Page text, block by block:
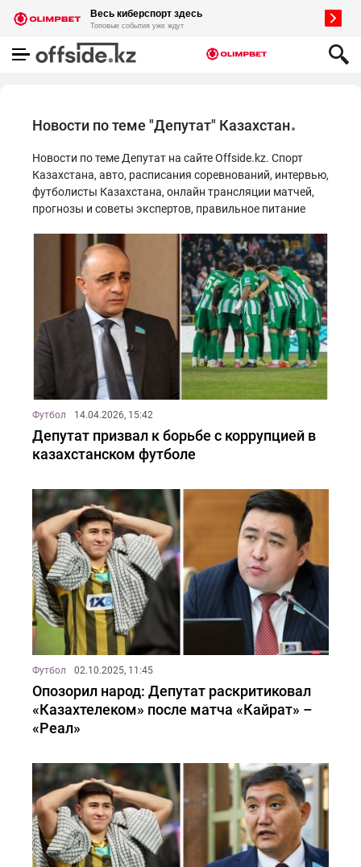
Новости по теме "Депутат" Казахстан
Новости по теме Депутат на сайте Offside.kz. Спорт
Казахстана, авто, расписания соревнований, интервью,
футболисты Казахстана, онлайн трансляции матчей,
прогнозы и советы экспертов, правильное питание
Футбол 14.04.2026, 15:42
Депутат призвал к борьбе с коррупцией в
казахстанском футболе
Футбол 02.10.2025, 11:45
Опозорил народ: Депутат раскритиковал
«Казахтелеком» после матча «Кайрат» –
«Реал»